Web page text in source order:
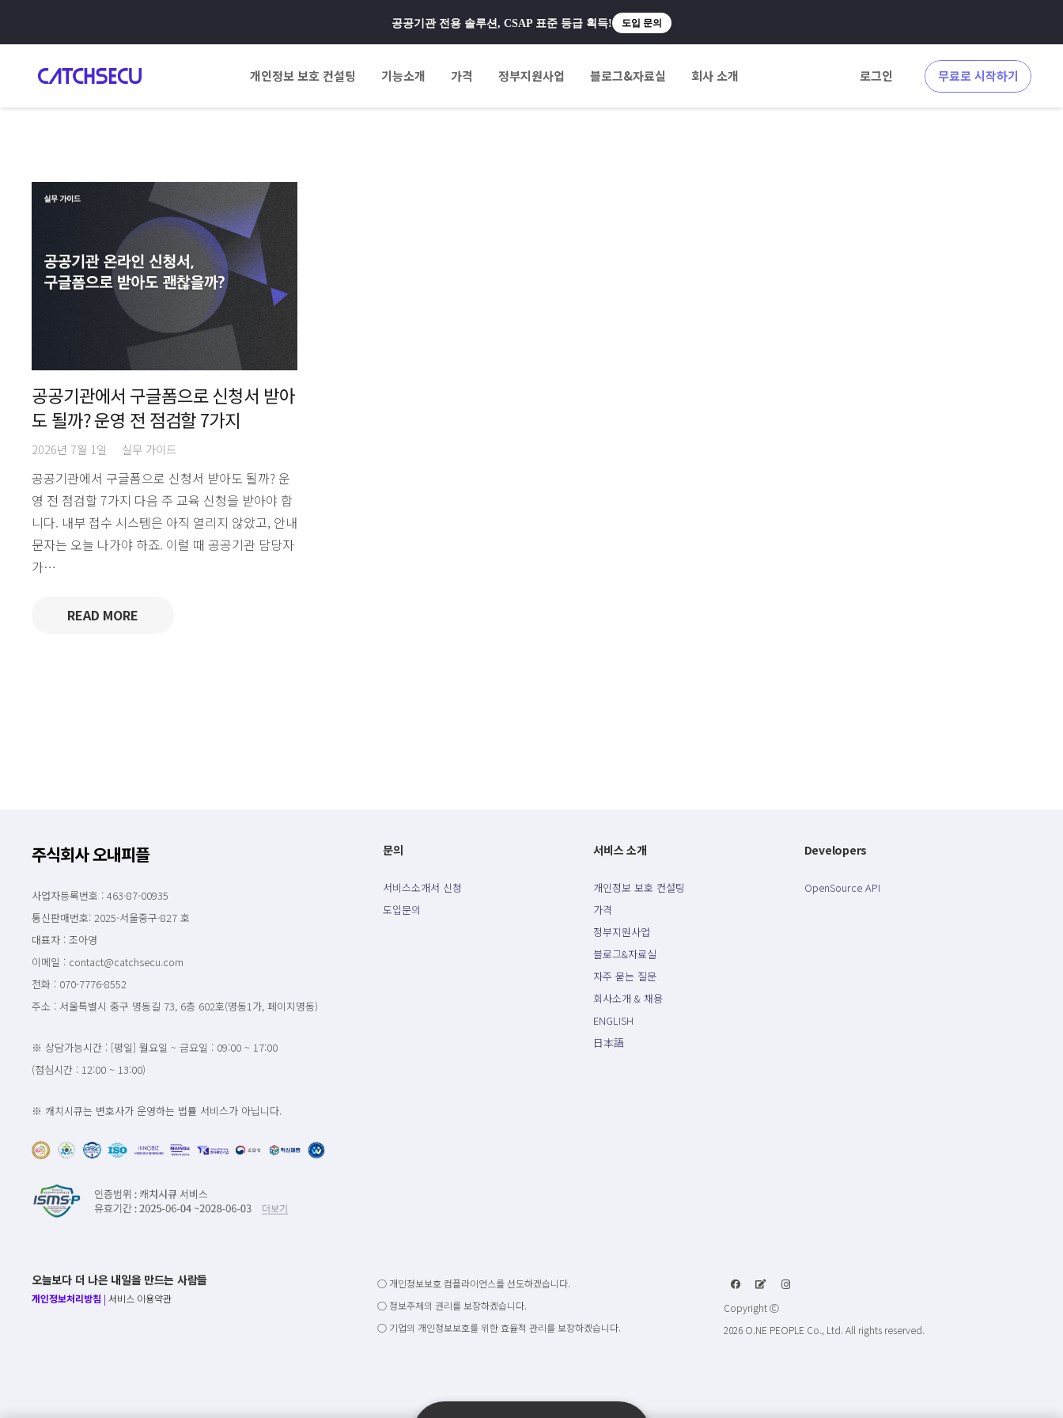
공공기관 전용 솔루션, CSAP 표준 등급 획득! 도입 문의
개인정보 보호 컨설팅 기능소개 가격 정부지원사업 블로그&자료실 회사 소개 로그인 무료로 시작하기
공공기관에서 구글폼으로 신청서 받아
도 될까? 운영 전 점검할 7가지
2026년 7월 1일 실무 가이드
공공기관에서 구글폼으로 신청서 받아도 될까? 운
영 전 점검할 7가지 다음 주 교육 신청을 받아야 합
니다. 내부 접수 시스템은 아직 열리지 않았고, 안내
문자는 오늘 나가야 하죠. 이럴 때 공공기관 담당자
가…
READ MORE
주식회사 오내피플
사업자등록번호 : 463-87-00935
통신판매번호: 2025-서울중구-827 호
대표자 : 조아영
이메일 : contact@catchsecu.com
전화 : 070-7776-8552
주소 : 서울특별시 중구 명동길 73, 6층 602호(명동1가, 페이지명동)
※ 상담가능시간 : [평일] 월요일 ~ 금요일 : 09:00 ~ 17:00
(점심시간 : 12:00 ~ 13:00)
※ 캐치시큐는 변호사가 운영하는 법률 서비스가 아닙니다.
문의
서비스소개서 신청
도입문의
서비스 소개
개인정보 보호 컨설팅
가격
정부지원사업
블로그&자료실
자주 묻는 질문
회사소개 & 채용
ENGLISH
日本語
Developers
OpenSource API
오늘보다 더 나은 내일을 만드는 사람들
개인정보처리방침 | 서비스 이용약관
○ 개인정보보호 컴플라이언스를 선도하겠습니다.
○ 정보주체의 권리를 보장하겠습니다.
○ 기업의 개인정보보호를 위한 효율적 관리를 보장하겠습니다.
Copyright Ⓒ
2026 O.NE PEOPLE Co., Ltd. All rights reserved.